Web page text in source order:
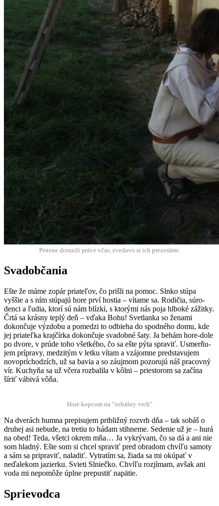
Prstene dorazili práve včas, zve­da­vo si ich prezeráme.
Svadobčania
Ešte že máme zopár pri­ateľov, čo prišli na pomoc. Slnko stú­pa
vyššie a s ním stú­pa­jú hore prví hos­tia – vítame sa. Rodičia, súro­
den­ci a ľudia, ktorí sú nám blíz­ki, s ktorý­mi nás poja hlboké zážitky.
Črtá sa krás­ny teplý deň – vďa­ka Bohu! Svet­lanka so žena­mi
dokonču­je výz­dobu a pomedzi to odbieha do spod­ného domu, kde
jej pri­ateľ­ka kra­jčír­ka dokonču­je svadob­né šaty. Ja behám hore-dole
po dvore, v prúde toho všetkého, čo sa ešte pýta sprav­iť. Usmerňu­
jem prípravy, medz­itým v letku vítam a vzájomne pred­stavu­jem
novo­prí­chodzích, už sa bavia a so záu­j­mom pozoru­jú náš pra­cov­ný
vír. Kuchyňa sa už včera rozbalila v kôl­ni – priestorom sa začí­na
šíriť vábivá vôňa.
Hore kop­com na “sobášny vrch”
Na dverách hum­na prepisu­jem pri­b­ližný rozvrh dňa – tak sobáš o
druhej asi neb­ude, na tretiu to hádam sti­h­neme. Sede­nie už je – hurá
na obed! Teda, všet­ci okrem mňa… Ja vykrý­vam, čo sa dá a ani nie
som hlad­ný. Ešte som si chcel sprav­iť pred obradom chvíľu samo­ty
a sám sa priprav­iť, nal­adiť. Vytratím sa, žia­da sa mi okú­pať v
neďalekom jazierku. Svi­eti Slniečko. Chvíľu rozjí­mam, avšak ani
voda mi nepomôže úplne pre­pustiť napätie.
Sprievodca